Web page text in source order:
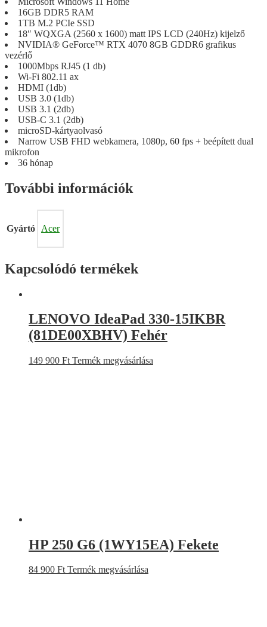
16GB DDR5 RAM
1TB M.2 PCIe SSD
18″ WQXGA (2560 x 1600) matt IPS LCD (240Hz) kijelző
NVIDIA® GeForce™ RTX 4070 8GB GDDR6 grafikus
vezérlő
1000Mbps RJ45 (1 db)
Wi-Fi 802.11 ax
HDMI (1db)
USB 3.0 (1db)
USB 3.1 (2db)
USB-C 3.1 (2db)
microSD-kártyaolvasó
Narrow USB FHD webkamera, 1080p, 60 fps + beépített dual
mikrofon
36 hónap
További információk
Gyártó Acer
Kapcsolódó termékek
LENOVO IdeaPad 330-15IKBR
(81DE00XBHV) Fehér
149 900 Ft Termék megvásárlása
HP 250 G6 (1WY15EA) Fekete
84 900 Ft Termék megvásárlása